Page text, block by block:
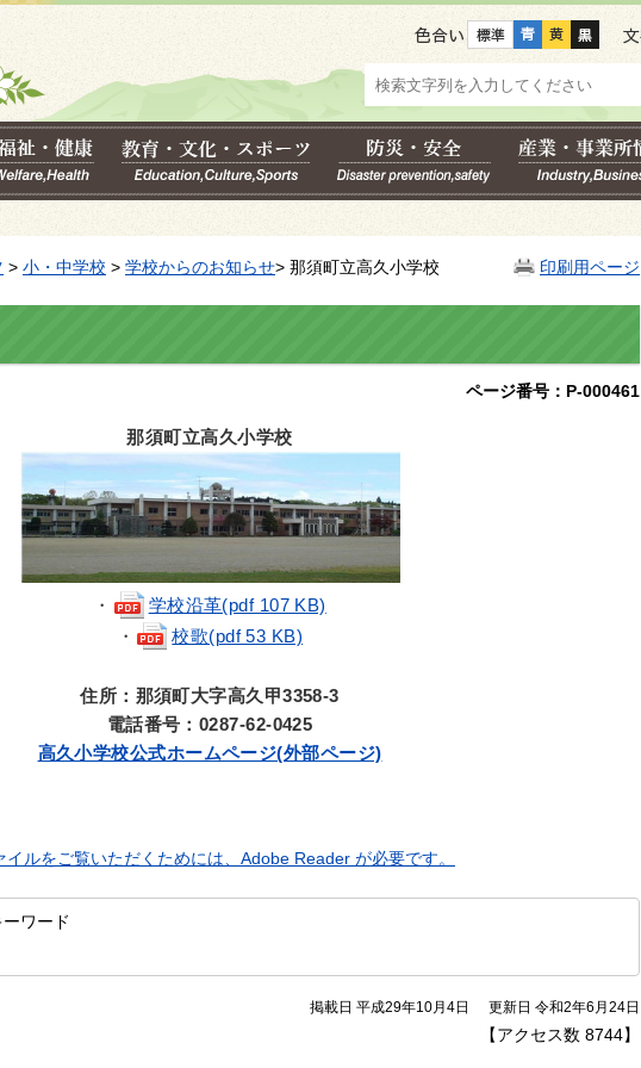
色合い
印刷用ページ
> 小・中学校 > 学校からのお知らせ> 那須町立高久小学校
ページ番号：P-000461
那須町立高久小学校
・
学校沿革(pdf 107 KB)
・
校歌(pdf 53 KB)
住所：那須町大字高久甲3358-3
電話番号：0287-62-0425
高久小学校公式ホームページ(外部ページ)
イルをご覧いただくためには、Adobe Reader が必要です。
ワード
掲載日 平成29年10月4日 更新日 令和2年6月24日
【アクセス数 8744】